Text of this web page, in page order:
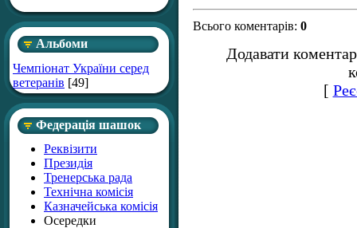
Альбоми
Чемпіонат України серед
ветеранів [49]
Федерація шашок
Реквізити
Президія
Тренерська рада
Технічна комісія
Казначейська комісія
Осередки
Всього коментарів: 0
Додавати
[